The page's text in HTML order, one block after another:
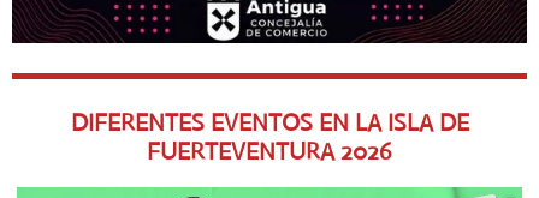
DIFERENTES EVENTOS EN LA ISLA DE
FUERTEVENTURA2026